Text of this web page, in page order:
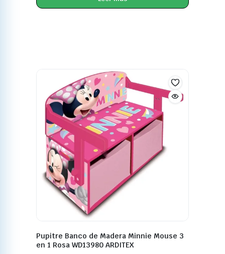
Pupitre Banco de Madera Minnie Mouse 3
en 1 Rosa WD13980 ARDITEX